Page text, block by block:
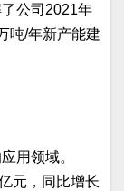
公司2021年
吨/年新产能建
用领域。
元，同比增长